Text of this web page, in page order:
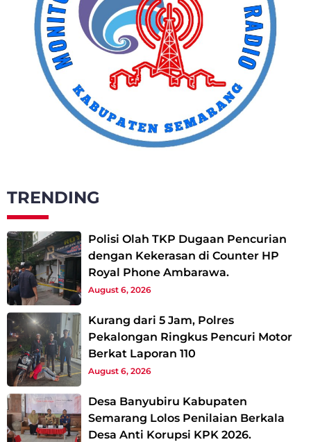
TRENDING
Polisi Olah TKP Dugaan Pencurian
dengan Kekerasan di Counter HP
Royal Phone Ambarawa.
August 6, 2026
Kurang dari 5 Jam, Polres
Pekalongan Ringkus Pencuri Motor
Berkat Laporan 110
August 6, 2026
Desa Banyubiru Kabupaten
Semarang Lolos Penilaian Berkala
Desa Anti Korupsi KPK 2026.